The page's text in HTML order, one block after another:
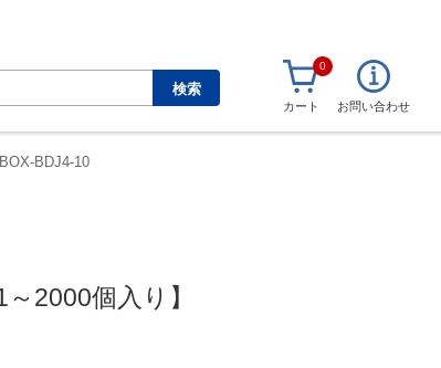
検索
0
カート お問い合わせ
BOX-BDJ4-10
2000個入り】